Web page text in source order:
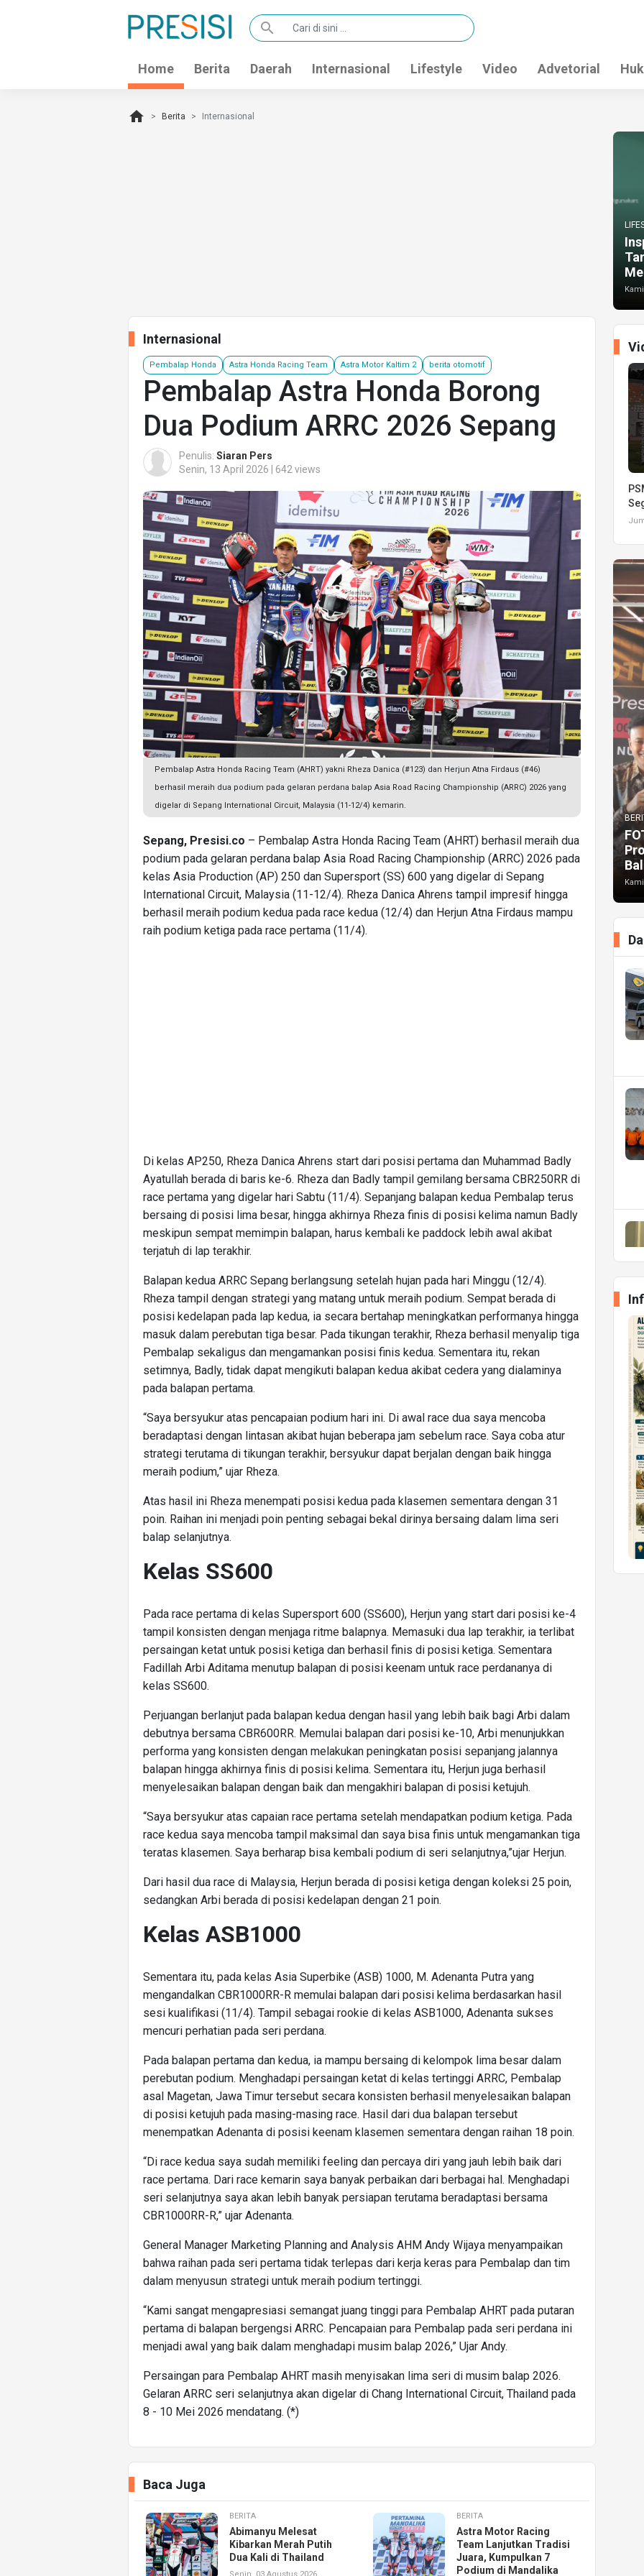
search
Home Berita Daerah Internasional Lifestyle Video Advetorial
home Berita Internasional
Internasional
Pembalap Honda Astra Honda Racing Team Astra Motor Kaltim 2 berita otomotif
Pembalap Astra Honda Borong
Dua Podium ARRC 2026 Sepang
Penulis: Siaran Pers
Senin, 13 April 2026 | 642 views
Pembalap Astra Honda Racing Team (AHRT) yakni Rheza Danica (#123) dan Herjun Atna Firdaus (#46)
berhasil meraih dua podium pada gelaran perdana balap Asia Road Racing Championship (ARRC) 2026 yang
digelar di Sepang International Circuit, Malaysia (11-12/4) kemarin.
Sepang, Presisi.co – Pembalap Astra Honda Racing Team (AHRT) berhasil meraih dua
podium pada gelaran perdana balap Asia Road Racing Championship (ARRC) 2026 pada
kelas Asia Production (AP) 250 dan Supersport (SS) 600 yang digelar di Sepang
International Circuit, Malaysia (11-12/4). Rheza Danica Ahrens tampil impresif hingga
berhasil meraih podium kedua pada race kedua (12/4) dan Herjun Atna Firdaus mampu
raih podium ketiga pada race pertama (11/4).
Di kelas AP250, Rheza Danica Ahrens start dari posisi pertama dan Muhammad Badly
Ayatullah berada di baris ke-6. Rheza dan Badly tampil gemilang bersama CBR250RR di
race pertama yang digelar hari Sabtu (11/4). Sepanjang balapan kedua Pembalap terus
bersaing di posisi lima besar, hingga akhirnya Rheza finis di posisi kelima namun Badly
meskipun sempat memimpin balapan, harus kembali ke paddock lebih awal akibat
terjatuh di lap terakhir.
Balapan kedua ARRC Sepang berlangsung setelah hujan pada hari Minggu (12/4).
Rheza tampil dengan strategi yang matang untuk meraih podium. Sempat berada di
posisi kedelapan pada lap kedua, ia secara bertahap meningkatkan performanya hingga
masuk dalam perebutan tiga besar. Pada tikungan terakhir, Rheza berhasil menyalip tiga
Pembalap sekaligus dan mengamankan posisi finis kedua. Sementara itu, rekan
setimnya, Badly, tidak dapat mengikuti balapan kedua akibat cedera yang dialaminya
pada balapan pertama.
“Saya bersyukur atas pencapaian podium hari ini. Di awal race dua saya mencoba
beradaptasi dengan lintasan akibat hujan beberapa jam sebelum race. Saya coba atur
strategi terutama di tikungan terakhir, bersyukur dapat berjalan dengan baik hingga
meraih podium,” ujar Rheza.
Atas hasil ini Rheza menempati posisi kedua pada klasemen sementara dengan 31
poin. Raihan ini menjadi poin penting sebagai bekal dirinya bersaing dalam lima seri
balap selanjutnya.
Kelas SS600
Pada race pertama di kelas Supersport 600 (SS600), Herjun yang start dari posisi ke-4
tampil konsisten dengan menjaga ritme balapnya. Memasuki dua lap terakhir, ia terlibat
persaingan ketat untuk posisi ketiga dan berhasil finis di posisi ketiga. Sementara
Fadillah Arbi Aditama menutup balapan di posisi keenam untuk race perdananya di
kelas SS600.
Perjuangan berlanjut pada balapan kedua dengan hasil yang lebih baik bagi Arbi dalam
debutnya bersama CBR600RR. Memulai balapan dari posisi ke-10, Arbi menunjukkan
performa yang konsisten dengan melakukan peningkatan posisi sepanjang jalannya
balapan hingga akhirnya finis di posisi kelima. Sementara itu, Herjun juga berhasil
menyelesaikan balapan dengan baik dan mengakhiri balapan di posisi ketujuh.
“Saya bersyukur atas capaian race pertama setelah mendapatkan podium ketiga. Pada
race kedua saya mencoba tampil maksimal dan saya bisa finis untuk mengamankan tiga
teratas klasemen. Saya berharap bisa kembali podium di seri selanjutnya,”ujar Herjun.
Dari hasil dua race di Malaysia, Herjun berada di posisi ketiga dengan koleksi 25 poin,
sedangkan Arbi berada di posisi kedelapan dengan 21 poin.
Kelas ASB1000
Sementara itu, pada kelas Asia Superbike (ASB) 1000, M. Adenanta Putra yang
mengandalkan CBR1000RR-R memulai balapan dari posisi kelima berdasarkan hasil
sesi kualifikasi (11/4). Tampil sebagai rookie di kelas ASB1000, Adenanta sukses
mencuri perhatian pada seri perdana.
Pada balapan pertama dan kedua, ia mampu bersaing di kelompok lima besar dalam
perebutan podium. Menghadapi persaingan ketat di kelas tertinggi ARRC, Pembalap
asal Magetan, Jawa Timur tersebut secara konsisten berhasil menyelesaikan balapan
di posisi ketujuh pada masing-masing race. Hasil dari dua balapan tersebut
menempatkan Adenanta di posisi keenam klasemen sementara dengan raihan 18 poin.
“Di race kedua saya sudah memiliki feeling dan percaya diri yang jauh lebih baik dari
race pertama. Dari race kemarin saya banyak perbaikan dari berbagai hal. Menghadapi
seri selanjutnya saya akan lebih banyak persiapan terutama beradaptasi bersama
CBR1000RR-R,” ujar Adenanta.
General Manager Marketing Planning and Analysis AHM Andy Wijaya menyampaikan
bahwa raihan pada seri pertama tidak terlepas dari kerja keras para Pembalap dan tim
dalam menyusun strategi untuk meraih podium tertinggi.
“Kami sangat mengapresiasi semangat juang tinggi para Pembalap AHRT pada putaran
pertama di balapan bergengsi ARRC. Pencapaian para Pembalap pada seri perdana ini
menjadi awal yang baik dalam menghadapi musim balap 2026,” Ujar Andy.
Persaingan para Pembalap AHRT masih menyisakan lima seri di musim balap 2026.
Gelaran ARRC seri selanjutnya akan digelar di Chang International Circuit, Thailand pada
8 - 10 Mei 2026 mendatang. (*)
Baca Juga
BERITA
Abimanyu Melesat
Kibarkan Merah Putih
Dua Kali di Thailand
BERITA
Astra Motor Racing
Team Lanjutkan Tradisi
Juara, Kumpulkan 7
Podium di Mandalika